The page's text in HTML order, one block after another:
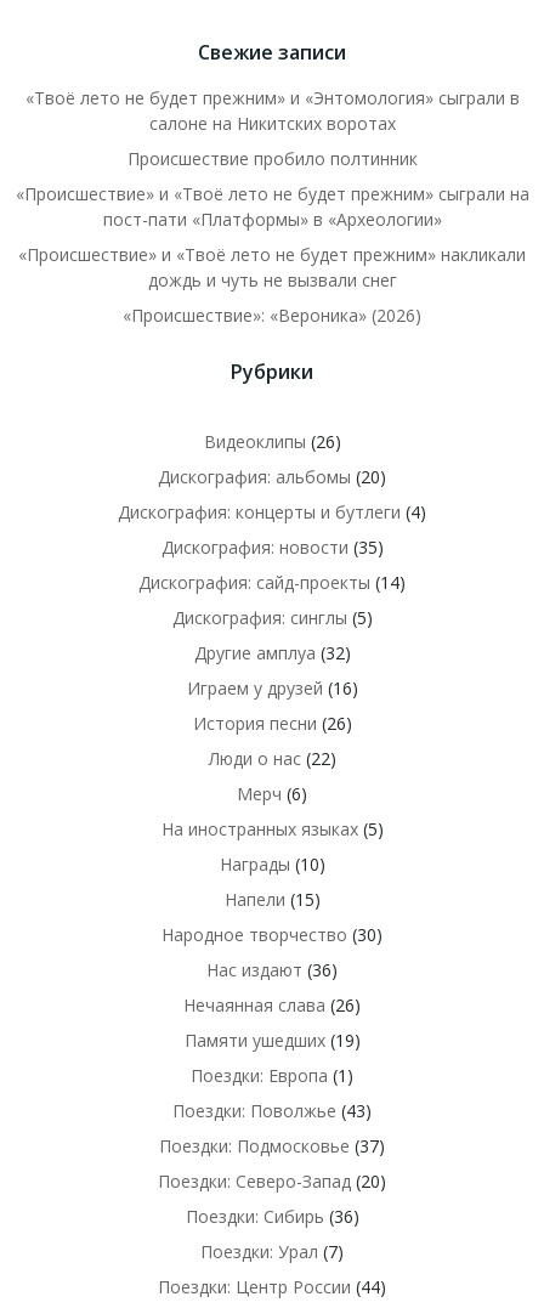
Свежие записи
«Твоё лето не будет прежним» и «Энтомология» сыграли в
салоне на Никитских воротах
Происшествие пробило полтинник
«Происшествие» и «Твоё лето не будет прежним» сыграли на
пост-пати «Платформы» в «Археологии»
«Происшествие» и «Твоё лето не будет прежним» накликали
дождь и чуть не вызвали снег
«Происшествие»: «Вероника» (2026)
Рубрики
Видеоклипы (26)
Дискография: альбомы (20)
Дискография: концерты и бутлеги (4)
Дискография: новости (35)
Дискография: сайд-проекты (14)
Дискография: синглы (5)
Другие амплуа (32)
Играем у друзей (16)
История песни (26)
Люди о нас(22)
Мерч (6)
На иностранных языках(5)
Награды (10)
Напели (15)
Народное творчество (30)
Нас издают (36)
Нечаянная слава (26)
Памяти ушедших(19)
Поездки: Европа (1)
Поездки: Поволжье (43)
Поездки: Подмосковье (37)
Поездки: Северо-Запад (20)
Поездки: Сибирь (36)
Поездки: Урал (7)
Поездки: Центр России (44)